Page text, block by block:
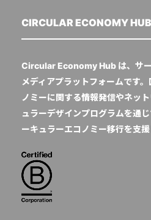
CIRCULAR ECONOMY HUB
Circular Economy Hub は、サ
メディアプラットフォームです
ノミーに関する情報発信やネッ
ュラーデザインプログラムを通
ーキュラーエコノミー移行を支援